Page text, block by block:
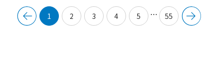
1 2 3 4 5 … 55